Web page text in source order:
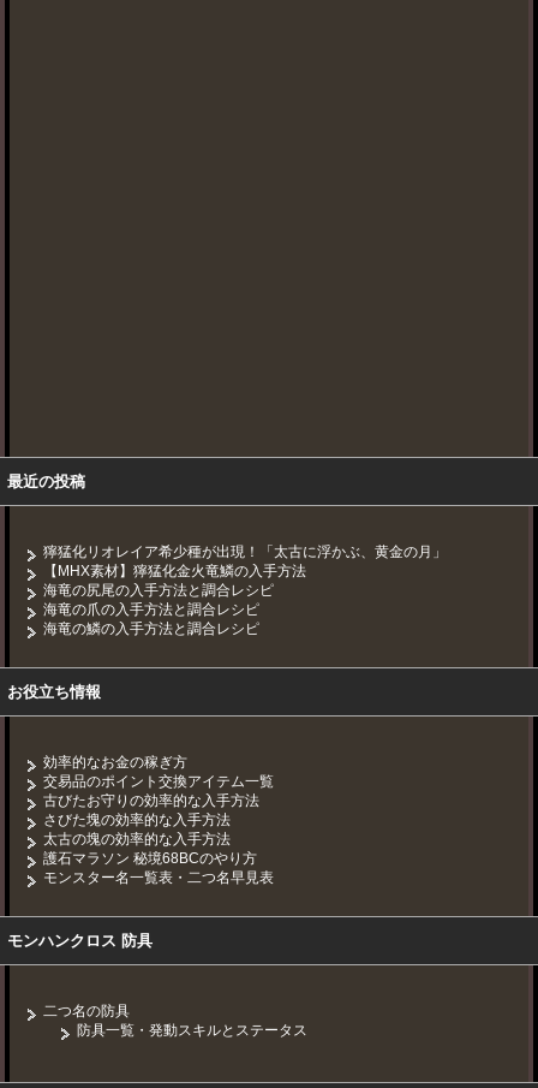
最近の投稿
獰猛化リオレイア希少種が出現！「太古に浮かぶ、黄金の月」
【MHX素材】獰猛化金火竜鱗の入手方法
海竜の尻尾の入手方法と調合レシピ
海竜の爪の入手方法と調合レシピ
海竜の鱗の入手方法と調合レシピ
お役立ち情報
効率的なお金の稼ぎ方
交易品のポイント交換アイテム一覧
古びたお守りの効率的な入手方法
さびた塊の効率的な入手方法
太古の塊の効率的な入手方法
護石マラソン 秘境68BCのやり方
モンスター名一覧表・二つ名早見表
モンハンクロス 防具
二つ名の防具
防具一覧・発動スキルとステータス